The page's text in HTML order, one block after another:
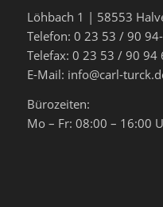
Löhbach 1 | 58553
Telefon: 0 23 53 / 90
Telefax: 0 23 53 / 90 94
E-Mail: info@carl-
Bürozeiten:
Mo – Fr: 08:00 – 16:00